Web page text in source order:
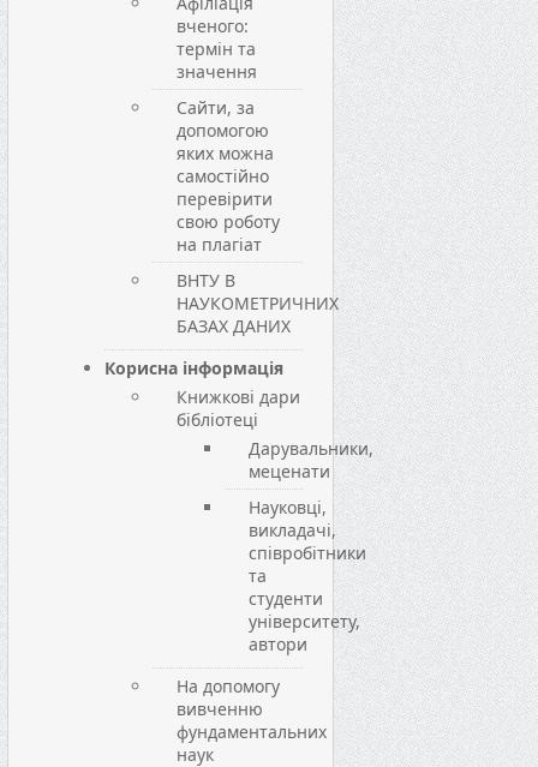
вченого:
термін та
значення
Сайти, за
допомогою
яких можна
самостійно
перевірити
свою роботу
на плагіат
ВНТУ В
НАУКОМЕТРИЧНИХ
БАЗАХ ДАНИХ
Корисна інформація
Книжкові дари
бібліотеці
Дарувальники,
меценати
Науковці,
викладачі,
співробітники
та
студенти
університету,
автори
На допомогу
вивченню
фундаментальних
наук